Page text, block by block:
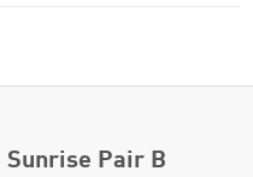
Pair B